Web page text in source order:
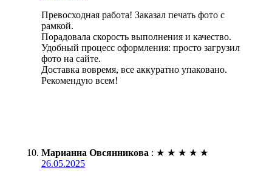
Превосходная работа! Заказал печать фото с
рамкой.
Порадовала скорость выполнения и качество.
Удобный процесс оформления: просто загрузил
фото на сайте.
Доставка вовремя, все аккуратно упаковано.
Рекомендую всем!
Марианна Овсянникова : ★ ★ ★ ★ ★
26.05.2025